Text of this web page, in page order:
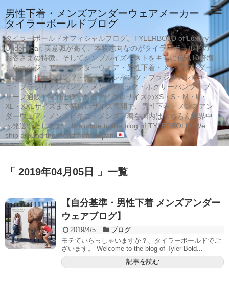
男性下着・メンズアンダーウェアメーカー
タイラーボールドブログ
タイラーボールドオフィシャルブログ。TYLERBOLD of Luxury
Underwear. 美意識が高く、本物志向なのがタイラーボールドの
お客さまの特徴。そしてシンプルイズベストをキモに色気10倍増
しなラグジュアリーアンダーウェア・男性下着・メンズアンダー
ウェア・ビキニパンツ・ブーメランパンツ・ブラジリアンビキ
ニ・ブラジリアンパンツ・メンズTバック・ボクサーパンツ・ブ
リーフ通販 | 特別仕様であるマイクロサイズのXS・S・M・L・
XL・XXLサイズまで幅広いサイズ展開で、男性下着・メンズアン
ダーウェア・メンズビキニ・メンズ下着を国内はもちろん世界中
へ発送いたします。 Welcome to the blog of TYLERBOLD! We
ship around the world from Japan
「 2019年04月05日 」一覧
【自分基準・男性下着 メンズアンダー
ウェアブログ】
2019/4/5
ブログ
モテていらっしゃいますか？、タイラーボールドでご
ざいます。 Welcome to the blog of Tyler Bold...
記事を読む